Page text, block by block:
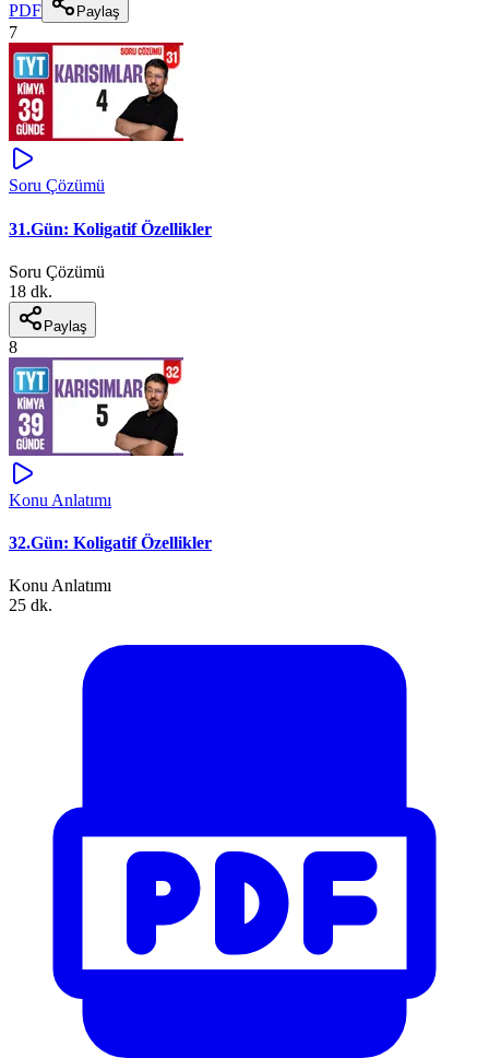
PDF Paylaş
7
Soru Çözümü
31.Gün: Koligatif Özellikler
Soru Çözümü
18 dk.
Paylaş
8
Konu Anlatımı
32.Gün: Koligatif Özellikler
Konu Anlatımı
25 dk.